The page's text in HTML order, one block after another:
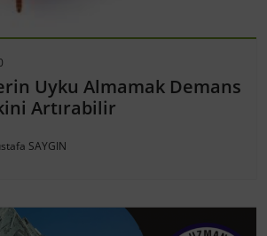
Uyku Almamak Demans
Artırabilir
SAYGIN